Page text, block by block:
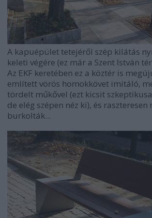
A kapuépület tetejéről szép kilátás
keleti végére (ez már a Szent István
Az EKF keretében ez a köztér is
említett vörös homokkövet imitáló,
tördelt műkővel (ezt kicsit
de elég szépen néz ki), és raszteresen
burkolták...